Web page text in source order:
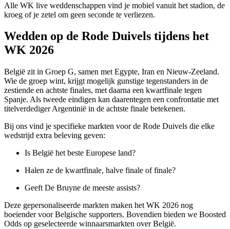
Alle WK live weddenschappen vind je mobiel vanuit het stadion, de
kroeg of je zetel om geen seconde te verliezen.
Wedden op de Rode Duivels tijdens het
WK 2026
België zit in Groep G, samen met Egypte, Iran en Nieuw-Zeeland.
Wie de groep wint, krijgt mogelijk gunstige tegenstanders in de
zestiende en achtste finales, met daarna een kwartfinale tegen
Spanje. Als tweede eindigen kan daarentegen een confrontatie met
titelverdediger Argentinië in de achtste finale betekenen.
Bij ons vind je specifieke markten voor de Rode Duivels die elke
wedstrijd extra beleving geven:
Is België het beste Europese land?
Halen ze de kwartfinale, halve finale of finale?
Geeft De Bruyne de meeste assists?
Deze gepersonaliseerde markten maken het WK 2026 nog
boeiender voor Belgische supporters. Bovendien bieden we Boosted
Odds op geselecteerde winnaarsmarkten over België.